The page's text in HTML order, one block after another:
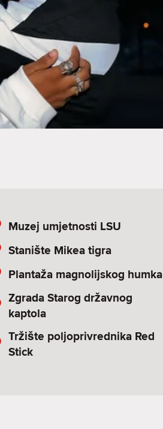
Muzej umjetnosti LSU
Stanište Mikea tigra
Plantaža magnolijskog humka
Zgrada Starog državnog
kaptola
Tržište poljoprivrednika Red
Stick